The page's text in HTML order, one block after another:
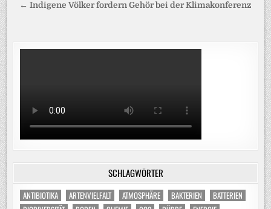
← Indigene Völker fordern Gehör bei der Klimakonferenz
SCHLAGWÖRTER
ANTIBIOTIKA ARTENVIELFALT ATMOSPHÄRE BAKTERIEN
BATTERIEN